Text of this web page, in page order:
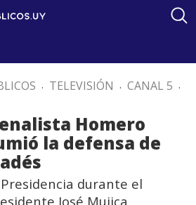
. TELEVISIÓN . CANAL 5 .
Homero
la defensa de
durante el
José Mujica